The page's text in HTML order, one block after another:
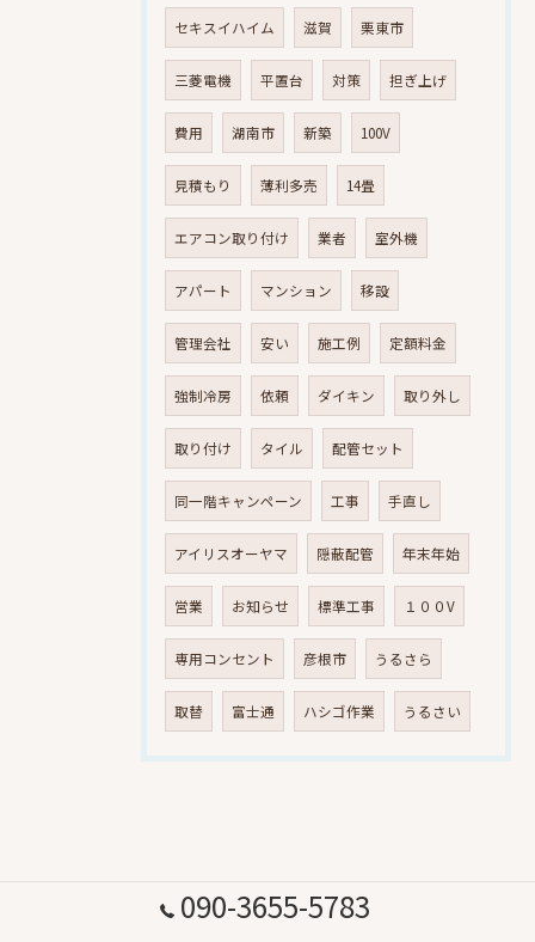
セキスイハイム 滋賀 栗東市
三菱電機 平置台 対策 担ぎ上げ
費用 湖南市 新築 100V
見積もり 薄利多売 14畳
エアコン取り付け 業者 室外機
アパート マンション 移設
管理会社 安い 施工例 定額料金
強制冷房 依頼 ダイキン 取り外し
取り付け タイル 配管セット
同一階キャンペーン 工事 手直し
アイリスオーヤマ 隠蔽配管 年末年始
営業 お知らせ 標準工事 １００V
専用コンセント 彦根市 うるさら
取替 富士通 ハシゴ作業 うるさい
090-3655-5783